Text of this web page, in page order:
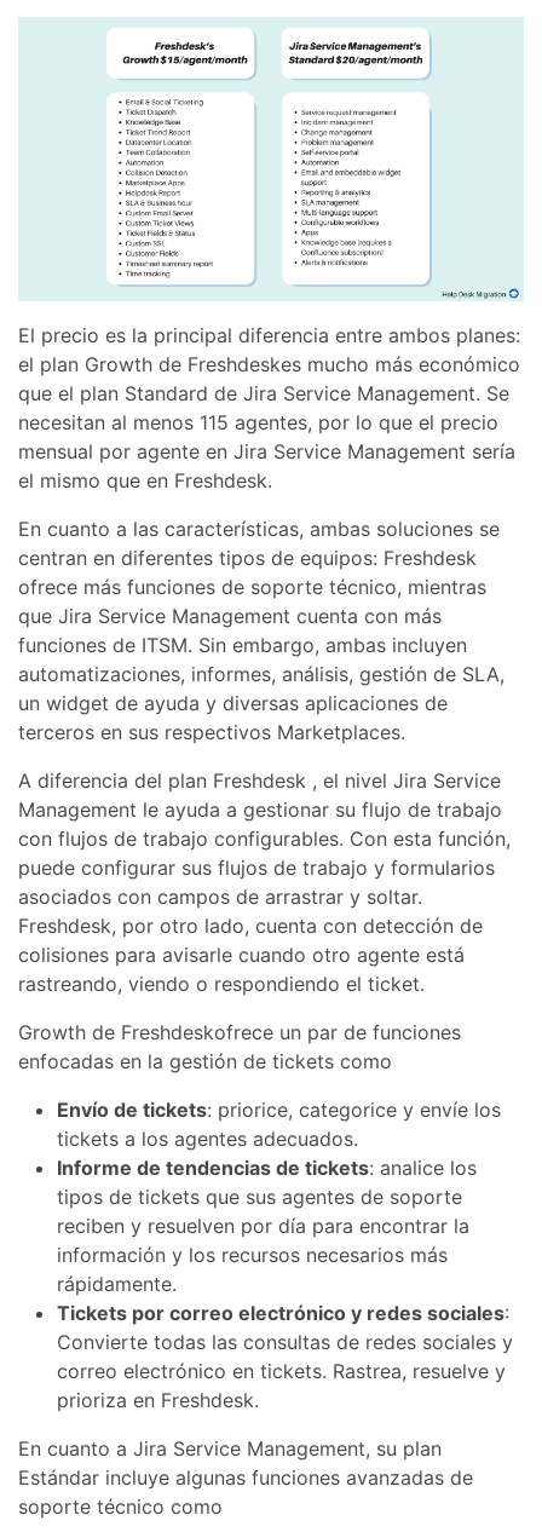
El precio es la principal diferencia entre ambos planes:
el plan Growth de Freshdeskes mucho más económico
que el plan Standard de Jira Service Management. Se
necesitan al menos 115 agentes, por lo que el precio
mensual por agente en Jira Service Management sería
el mismo que en Freshdesk.
En cuanto a las características, ambas soluciones se
centran en diferentes tipos de equipos: Freshdesk
ofrece más funciones de soporte técnico, mientras
que Jira Service Management cuenta con más
funciones de ITSM. Sin embargo, ambas incluyen
automatizaciones, informes, análisis, gestión de SLA,
un widget de ayuda y diversas aplicaciones de
terceros en sus respectivos Marketplaces.
A diferencia del plan Freshdesk , el nivel Jira Service
Management le ayuda a gestionar su flujo de trabajo
con flujos de trabajo configurables. Con esta función,
puede configurar sus flujos de trabajo y formularios
asociados con campos de arrastrar y soltar.
Freshdesk, por otro lado, cuenta con detección de
colisiones para avisarle cuando otro agente está
rastreando, viendo o respondiendo el ticket.
Growth de Freshdeskofrece un par de funciones
enfocadas en la gestión de tickets como
Envío de tickets: priorice, categorice y envíe los
tickets a los agentes adecuados.
Informe de tendencias de tickets: analice los
tipos de tickets que sus agentes de soporte
reciben y resuelven por día para encontrar la
información y los recursos necesarios más
rápidamente.
Tickets por correo electrónico y redes sociales:
Convierte todas las consultas de redes sociales y
correo electrónico en tickets. Rastrea, resuelve y
prioriza en Freshdesk.
En cuanto a Jira Service Management, su plan
Estándar incluye algunas funciones avanzadas de
soporte técnico como